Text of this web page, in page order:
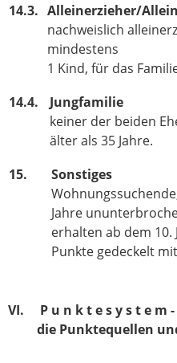
14.3. Alleinerzieher/
nachweislich
mindestens
1 Kind, für das
14.4.
Jungfamilie
keiner der beiden
älter als 35 Jahre.
15.
Sonstiges
Jahre
erhalten ab dem
Punkte gedeckelt
VI. P u n k t e s y s t e m
die Punktequellen